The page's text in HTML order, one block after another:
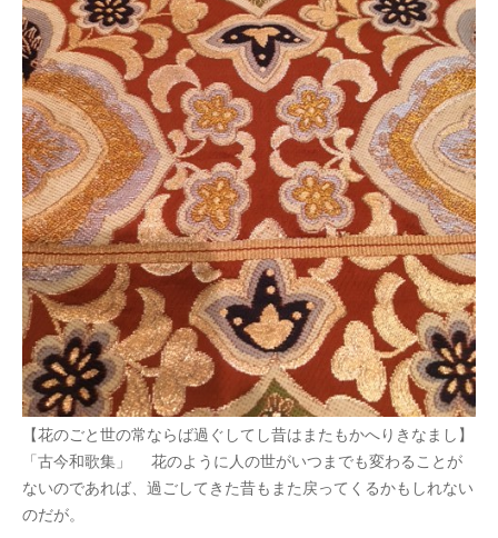
【花のごと世の常ならば過ぐしてし昔はまたもかへりきなまし】
「古今和歌集」 花のように人の世がいつまでも変わることが
ないのであれば、過ごしてきた昔もまた戻ってくるかもしれない
のだが。